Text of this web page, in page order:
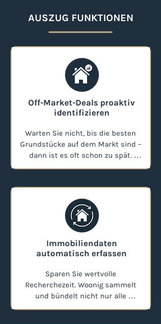
AUSZUG FUNKTIONEN
Off-Market-Deals proaktiv
identifizieren
Warten Sie nicht, bis die besten
Grundstücke auf dem Markt sind –
dann ist es oft schon zu spät.
reaktive Suche in proaktive
Akquise. Unsere Tools ermöglichen
es Ihnen, potenziell interessante
Objekte und unterentwickelte
Grundstücke zu identifizieren,
bevor sie öffentlich angeboten
werden.
Analysieren Sie ganze Gebiete,
erkennen Sie
Entwicklungspotenzial und
kontaktieren Sie die Eigentümer
Immobiliendaten
automatisch erfassen
Sparen Sie wertvolle
Recherchezeit. Woonig sammelt
und bündelt nicht nur alle
relevanten Objektdaten